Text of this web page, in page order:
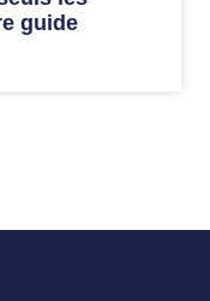
guide